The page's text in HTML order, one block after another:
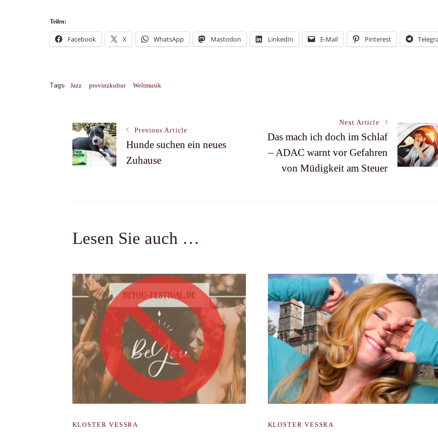
Teilen:
Facebook X WhatsApp Mastodon LinkedIn E-Mail Pinterest
Tags: Jazz provinzkultur Weltmusik
Post
Navigation
Previous Article
Hunde suchen ein neues
Zuhause
Next Article
Das mach ich doch im Schlaf
– ADAC warnt vor Gefahren
von Müdigkeit am Steuer
Lesen Sie auch …
KLOSTER VESSRA KLOSTER VESSRA